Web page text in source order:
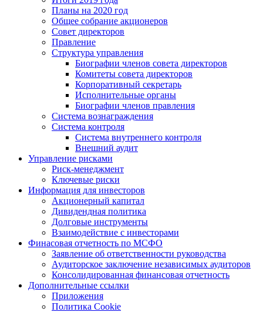
Планы на 2020 год
Общее собрание акционеров
Совет директоров
Правление
Структура управления
Биографии членов совета директоров
Комитеты совета директоров
Корпоративный секретарь
Исполнительные органы
Биографии членов правления
Система вознаграждения
Система контроля
Система внутреннего контроля
Внешний аудит
Управление рисками
Риск-менеджмент
Ключевые риски
Информация для инвесторов
Акционерный капитал
Дивидендная политика
Долговые инструменты
Взаимодействие с инвеcторами
Финасовая отчетность по МСФО
Заявление об ответственности руководства
Аудиторское заключение независимых аудиторов
Консолидированная финансовая отчетность
Дополнительные ссылки
Приложения
Политика Cookie